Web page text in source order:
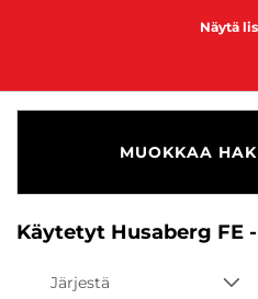
Näytä
MUOKKAA
Käytetyt Husaberg FE
Järjestä